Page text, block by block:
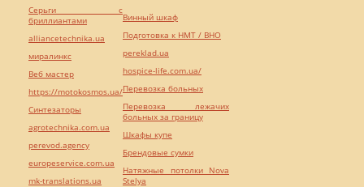
Серьги с
бриллиантами
alliancetechnika.ua
миралинкс
Веб мастер
https://motokosmos.ua/
Синтезаторы
agrotechnika.com.ua
perevod.agency
europeservice.com.ua
mk-translations.ua
Винный шкаф
Подготовка к НМТ / ВНО
pereklad.ua
hospice-life.com.ua/
Перевозка больных
Перевозка лежачих
больных за границу
Шкафы купе
Брендовые сумки
Натяжные потолки Nova
Stelya